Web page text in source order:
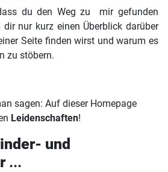
du den Weg zu mir gefunden
nur kurz einen Überblick darüber
Seite finden wirst und warum es
zu stöbern.
sagen: Auf dieser Homepage
Leidenschaften!
und
...